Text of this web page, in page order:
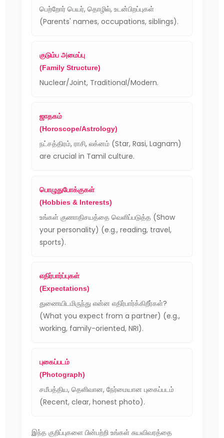
பெற்றோர் பெயர், தொழில், உடன்பிறப்புகள்
(Parents' names, occupations, siblings).
குடும்ப அமைப்பு
(Family Structure)
Nuclear/Joint, Traditional/Modern.
ஜாதகம்
(Horoscope/Astrology)
நட்சத்திரம், ராசி, லக்னம் (Star, Rasi, Lagnam)
are crucial in Tamil culture.
பொழுதுபோக்குகள்
(Hobbies & Interests)
உங்கள் குணாதிசயத்தை வெளிப்படுத்த (Show
your personality) (e.g., reading, travel,
sports).
எதிர்பார்ப்புகள்
(Expectations)
துணையிடமிருந்து என்ன எதிர்பார்க்கிறீர்கள்?
(What you expect from a partner) (e.g.,
working, family-oriented, NRI).
புகைப்படம்
(Photograph)
சமீபத்திய, தெளிவான, நேர்மையான புகைப்படம்
(Recent, clear, honest photo).
இந்த குறிப்புகளை பின்பற்றி உங்கள் சுயவிவரத்தை